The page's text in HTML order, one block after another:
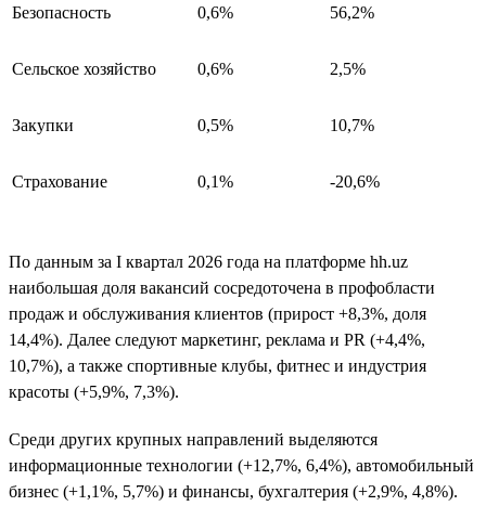
Безопасность 0,6% 56,2%
Сельское хозяйство 0,6% 2,5%
Закупки 0,5% 10,7%
Страхование 0,1% -20,6%
По данным за I квартал 2026 года на платформе hh.uz
наибольшая доля вакансий сосредоточена в профобласти
продаж и обслуживания клиентов (прирост +8,3%, доля
14,4%). Далее следуют маркетинг, реклама и PR (+4,4%,
10,7%), а также спортивные клубы, фитнес и индустрия
красоты (+5,9%, 7,3%).
Среди других крупных направлений выделяются
информационные технологии (+12,7%, 6,4%), автомобильный
бизнес (+1,1%, 5,7%) и финансы, бухгалтерия (+2,9%, 4,8%).